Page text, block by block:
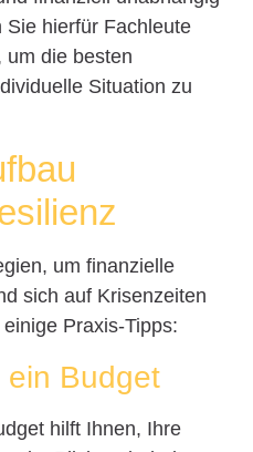
Sie hierfür Fachleute
um die besten
Situation zu
um finanzielle
sich auf Krisenzeiten
Praxis-Tipps:
ein Budget
hilft Ihnen, Ihre